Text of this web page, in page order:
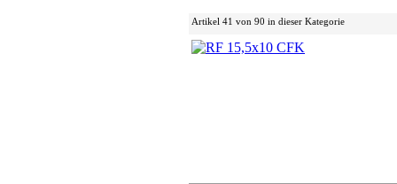
Artikel 41 von 90 in dieser Kategorie